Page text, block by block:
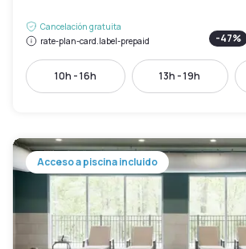
Cancelación gratuita
rate-plan-card.label-prepaid
-47%
10h - 16h 13h - 19h
Acceso a piscina incluido